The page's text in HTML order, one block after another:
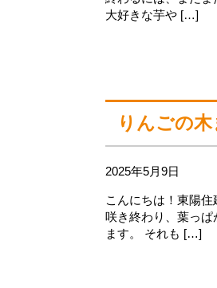
大好きな芋や […]
りんごの木
2025年5月9日
こんにちは！東陽
咲き終わり、葉っ
ます。 それも […]